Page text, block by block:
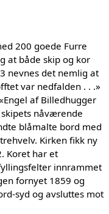
200 goede Furre
at både skip og kor
nevnes det nemlig at
var nedfalden . . .»
af Billedhugger
nåværende
blåmalte bord med
Kirken fikk ny
Koret har et
innrammet
fornyet 1859 og
syd og avsluttes mot